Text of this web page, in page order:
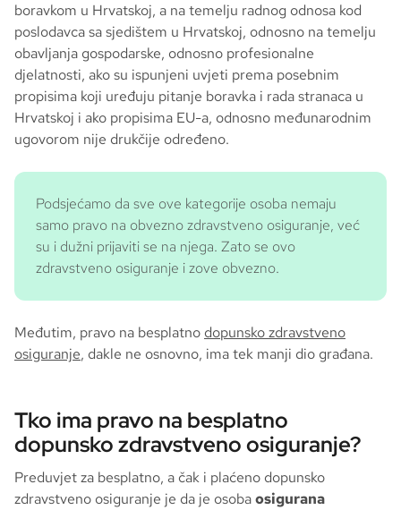
boravkom u Hrvatskoj, a na temelju radnog odnosa kod
poslodavca sa sjedištem u Hrvatskoj, odnosno na temelju
obavljanja gospodarske, odnosno profesionalne
djelatnosti, ako su ispunjeni uvjeti prema posebnim
propisima koji uređuju pitanje boravka i rada stranaca u
Hrvatskoj i ako propisima EU-a, odnosno međunarodnim
ugovorom nije drukčije određeno.
Podsjećamo da sve ove kategorije osoba nemaju
samo pravo na obvezno zdravstveno osiguranje, već
su i dužni prijaviti se na njega. Zato se ovo
zdravstveno osiguranje i zove obvezno.
Međutim, pravo na besplatno dopunsko zdravstveno
osiguranje, dakle ne osnovno, ima tek manji dio građana.
Tko ima pravo na besplatno
dopunsko zdravstveno osiguranje?
Preduvjet za besplatno, a čak i plaćeno dopunsko
zdravstveno osiguranje je da je osobaosigurana